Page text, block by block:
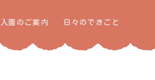
入園のご案内 日々のできごと